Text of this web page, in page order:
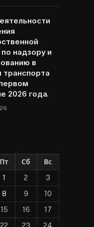
надзору и
в
транспорта
2026 года.
Пт Сб
Вс
1
2
3
8 9
10
15 16
17